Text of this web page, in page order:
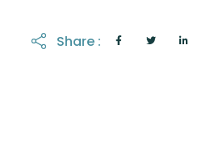
Share :